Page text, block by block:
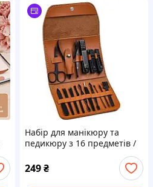
Набір для манікюру та
педикюру з 16 предметів /
інструментів 16 в 1 з
нержавіючої сталі у футлярі
249₴